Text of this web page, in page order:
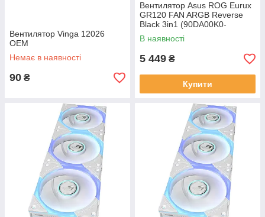
Вентилятор Vinga 12026
OEM
Немає в наявності
90 ₴
Вентилятор Asus ROG Eurux
GR120 FAN ARGB Reverse
Black 3in1 (90DA00K0-
B09020)
В наявності
5 449 ₴
Купити